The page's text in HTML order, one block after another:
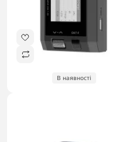
В наявності